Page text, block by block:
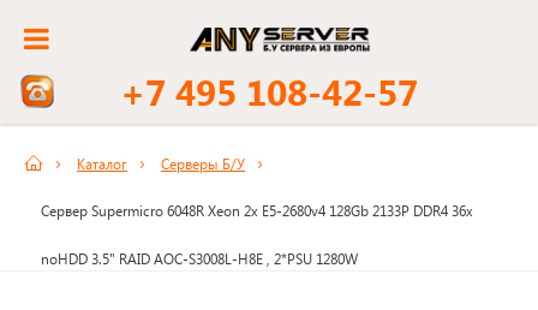
+7 495 108-42-57
Каталог Серверы Б/У
Сервер Supermicro 6048R Xeon 2x E5-2680v4 128Gb 2133P DDR4 36x
noHDD 3.5" RAID AOC-S3008L-H8E , 2*PSU 1280W